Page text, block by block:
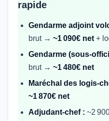
rapide
Gendarme adjoint
brut → ~1 090€ net +
Gendarme (sous-
brut → ~1 480€ net
Maréchal des logis-
~1 870€ net
Adjudant-chef : ~2